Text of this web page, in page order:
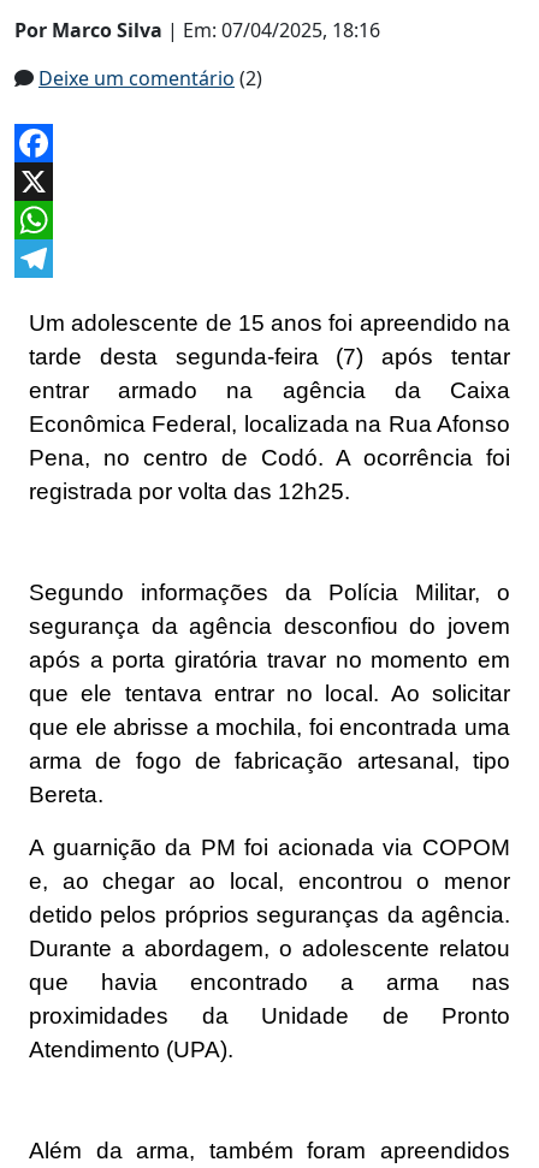
Por Marco Silva | Em: 07/04/2025, 18:16
Deixe um comentário (2)
Facebook
X
WhatsApp
Um adolescente de 15 anos foi apreendido na
tarde desta segunda-feira (7) após tentar
entrar armado na agência da Caixa
Econômica Federal, localizada na Rua Afonso
Pena, no centro de Codó. A ocorrência foi
registrada por volta das 12h25.
Segundo informações da Polícia Militar, o
segurança da agência desconfiou do jovem
após a porta giratória travar no momento em
que ele tentava entrar no local. Ao solicitar
que ele abrisse a mochila, foi encontrada uma
arma de fogo de fabricação artesanal, tipo
Bereta.
A guarnição da PM foi acionada via COPOM
e, ao chegar ao local, encontrou o menor
detido pelos próprios seguranças da agência.
Durante a abordagem, o adolescente relatou
que havia encontrado a arma nas
proximidades da Unidade de Pronto
Atendimento (UPA).
Além da arma, também foram apreendidos